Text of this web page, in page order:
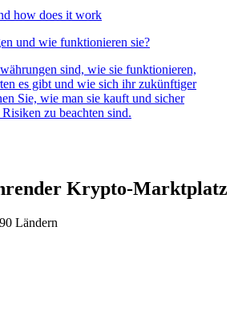
und wie funktionieren sie?
sind, wie sie funktionieren,
es gibt und wie sich ihr zukünftiger
Sie, wie man sie kauft und sicher
zu beachten sind.
Krypto-Marktplatz
Ländern